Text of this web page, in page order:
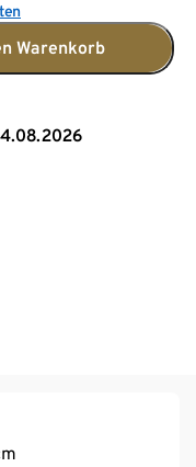
Warenkorb